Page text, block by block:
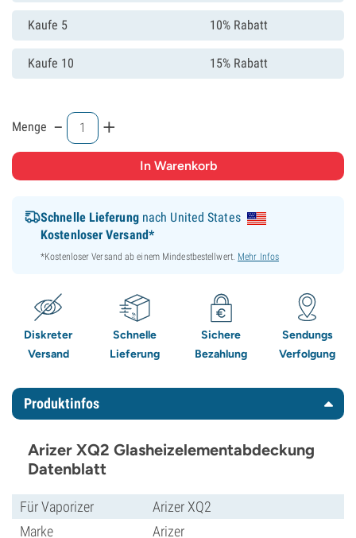
Kaufe 5 10% Rabatt
Kaufe 10 15% Rabatt
Menge - +
Schnelle Lieferungnach United States
Kostenloser Versand*
*Kostenloser Versand ab einem Mindestbestellwert. Mehr Infos
Diskreter
Versand
Schnelle
Lieferung
Sichere
Bezahlung
Sendungs
Verfolgung
Produktinfos
Arizer XQ2 Glasheizelementabdeckung
Datenblatt
Für Vaporizer
Arizer XQ2
Marke
Arizer